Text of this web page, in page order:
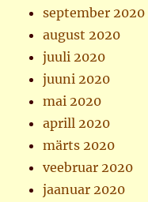
september 2020
august 2020
juuli 2020
juuni 2020
mai 2020
aprill 2020
märts 2020
veebruar 2020
jaanuar 2020